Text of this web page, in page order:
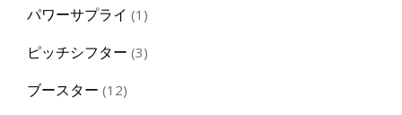
パワーサプライ 1 1
ピッチシフター 33
ブースター 1212